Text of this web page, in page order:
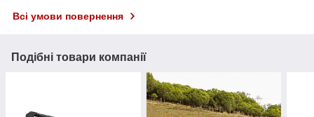
Всі умови повернення
Подібні товари компанії